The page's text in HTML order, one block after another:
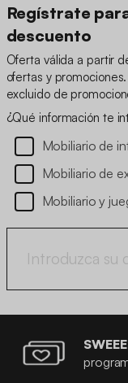
Regístrate
descuento
Oferta válida a partir
ofertas y
excluido de
¿Qué información te
Mobiliario de
Mobiliario de
Mobiliario y